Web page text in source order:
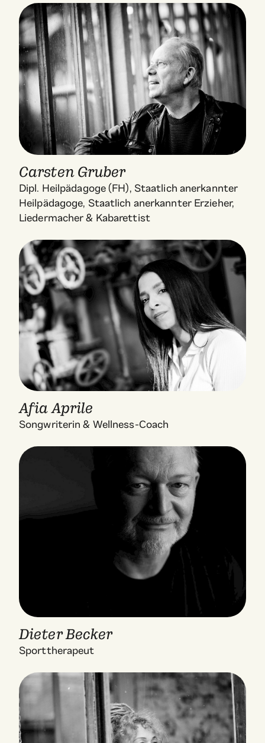
Carsten Gruber
Dipl. Heilpädagoge (FH), Staatlich anerkannter
Heilpädagoge, Staatlich anerkannter Erzieher,
Liedermacher & Kabarettist
Afia Aprile
Songwriterin & Wellness-Coach
Dieter Becker
Sporttherapeut